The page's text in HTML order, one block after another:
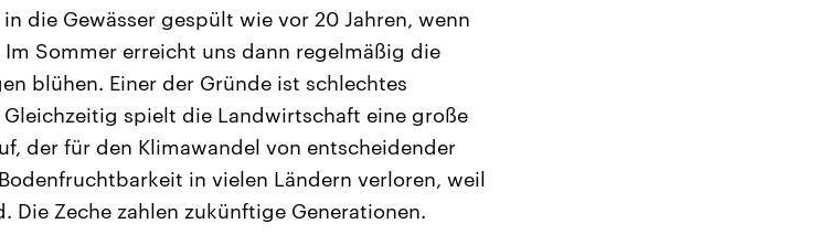
die Gewässer gespült wie vor 20 Jahren, wenn
Sommer erreicht uns dann regelmäßig die
blühen. Einer der Gründe ist schlechtes
spielt die Landwirtschaft eine große
der für den Klimawandel von entscheidender
in vielen Ländern verloren, weil
Zeche zahlen zukünftige Generationen.